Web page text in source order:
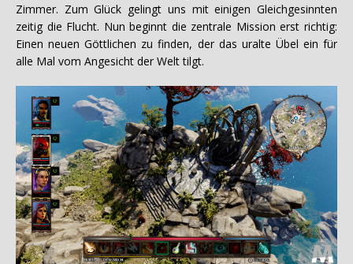
Zimmer. Zum Glück gelingt uns mit einigen Gleichgesinnten
zeitig die Flucht. Nun beginnt die zentrale Mission erst richtig:
Einen neuen Göttlichen zu finden, der das uralte Übel ein für
alle Mal vom Angesicht der Welt tilgt.